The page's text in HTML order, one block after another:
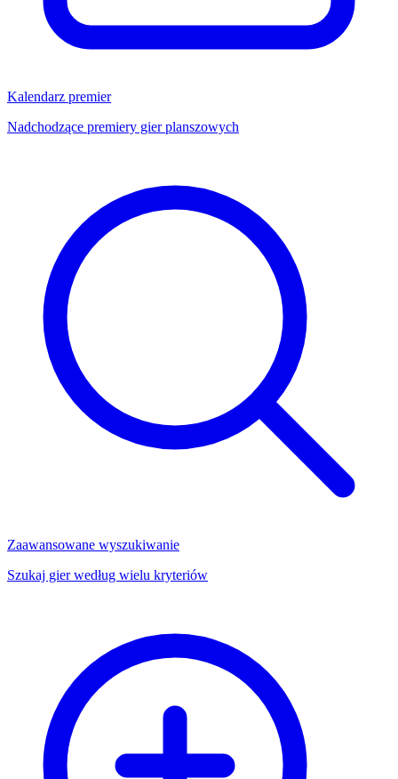
Kalendarz premier
Nadchodzące premiery gier planszowych
Zaawansowane wyszukiwanie
Szukaj gier według wielu kryteriów